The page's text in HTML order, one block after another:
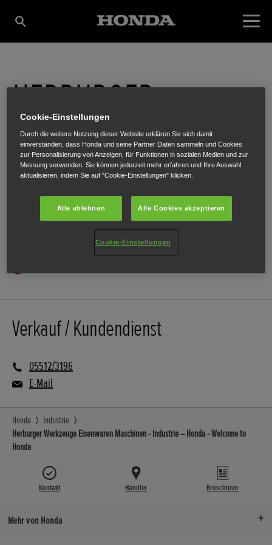
HERBURGER
WERKZEUGE GMBH
Scheidbuchen 682,Andelsbuch,6866
WEBSITE
Verkauf / Kundendienst
05512/3196
E-Mail
Honda
Industrie
Herburger Werkzeuge Eisenwaren Maschinen - Industrie – Honda - Welcome to
Honda
Kontakt Händler Broschüren
Mehr von Honda
Cookie-Einstellungen
Durch die weitere Nutzung dieser Website erklären Sie sich damit
einverstanden, dass Honda und seine Partner Daten sammeln und Cookies
zur Personalisierung von Anzeigen, für Funktionen in sozialen Medien und zur
Messung verwenden. Sie können jederzeit mehr erfahren und Ihre Auswahl
aktualisieren, indem Sie auf "Cookie-Einstellungen" klicken.
Alle ablehnen Alle Cookies akzeptieren
Cookie-Einstellungen